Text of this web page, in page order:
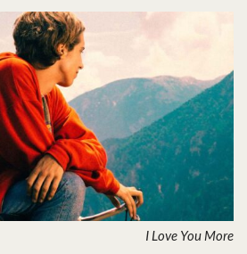
I Love You More